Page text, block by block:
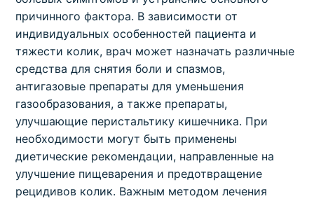
причинного фактора. В зависимости от
индивидуальных особенностей пациента и
тяжести колик, врач может назначать различные
средства для снятия боли и спазмов,
антигазовые препараты для уменьшения
газообразования, а также препараты,
улучшающие перистальтику кишечника. При
необходимости могут быть применены
диетические рекомендации, направленные на
улучшение пищеварения и предотвращение
рецидивов колик. Важным методом лечения